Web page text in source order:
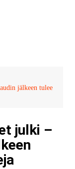
jälkeen tulee
julki –